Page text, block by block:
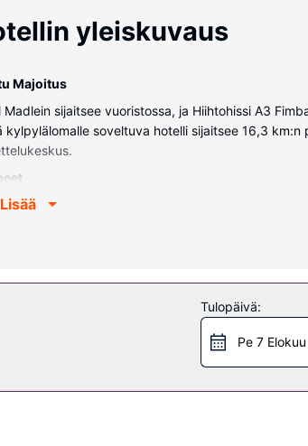
yleiskuvaus
Majoitus
Madlein sijaitsee vuoristossa, ja Hiihtohissi A3
kylpylälomalle soveltuva hotelli sijaitsee 16,3
73 huoneen varusteluun kuuluu minibaari ja
kuntosali. Tämän hotellin palveluihin kuuluu muun
Fine Dine palvelee hotellin asiakkaita, ja
joissa voit rentoutua raikkaan juoman
Tulopäivä:
Pe 7 Elokuu